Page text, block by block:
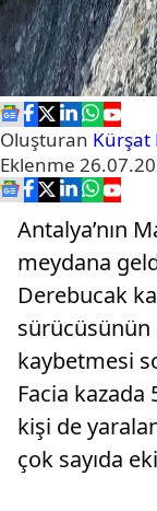
Oluşturan Kürşat
Eklenme
Antalya’nın
meydana
Derebucak
kaybetmesi
Facia kazada
kişi de
çok sayıda